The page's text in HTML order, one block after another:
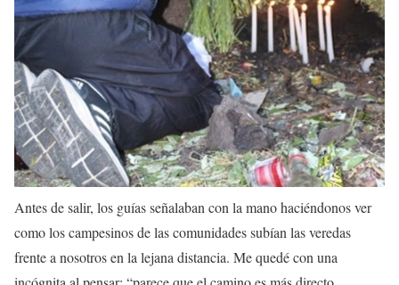
Antes de salir, los guías señalaban con la mano haciéndonos ver
como los campesinos de las comunidades subían las veredas
frente a nosotros en la lejana distancia. Me quedé con una